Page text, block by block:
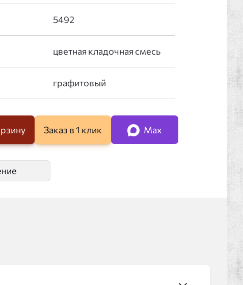
Заказ в 1 клик Max